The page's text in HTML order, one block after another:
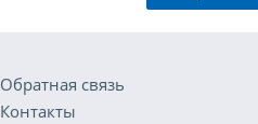
Обратная связь
Контакты